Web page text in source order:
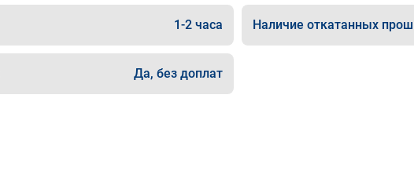
маневренность +1000 сразу.
В общем рекомендую. Всем
прямого пути!
1-2 часа Наличие откатанных
Да, без доплат